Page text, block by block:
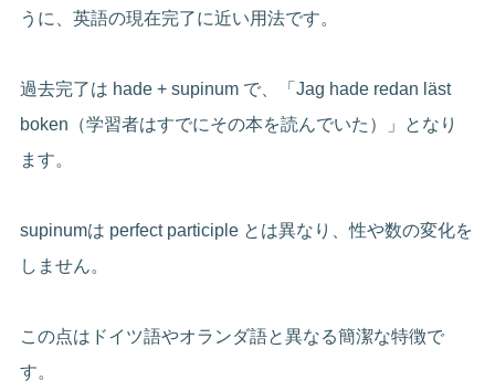
うに、英語の現在完了に近い用法です。
過去完了は hade + supinum で、「Jag hade redan läst
boken（学習者はすでにその本を読んでいた）」となり
ます。
supinumは perfect participle とは異なり、性や数の変化を
しません。
この点はドイツ語やオランダ語と異なる簡潔な特徴で
す。